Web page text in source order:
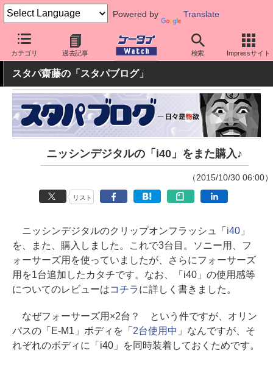
Powered by Translate
カテゴリ 過去記事 検索 Impressサイト
ケータイ Watch 周辺機器/アクセサリー その他
スタパ齋藤の「スタパブログ」
ニッシンデジタルの「i40」をまた購入♪
（2015/10/30 06:00）
リスト
ニッシンデジタルのクリップオンフラッシュ「 i40」
を、また、購入しました。これで3台目。ソニー用、フ
ォーサーズ用を使っていましたが、さらにフォーサーズ
用を1台追加したカタチです。なお、「i40」の使用感等
についてのレビューはコチラに詳しく書きました。
なぜフォーサーズ用×2台？ という件ですが、オリン
パスの「E-M1」ボディを「 2台使用中 」なんですが、そ
れぞれのボディに「i40」を同時装着しておくためです。